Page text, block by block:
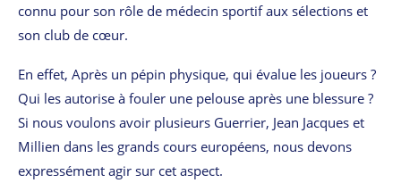
connu pour son rôle de médecin sportif aux sélections et
son club de cœur.
En effet, Après un pépin physique, qui évalue les joueurs ?
Qui les autorise à fouler une pelouse après une blessure ?
Si nous voulons avoir plusieurs Guerrier, Jean Jacques et
Millien dans les grands cours européens, nous devons
expressément agir sur cet aspect.